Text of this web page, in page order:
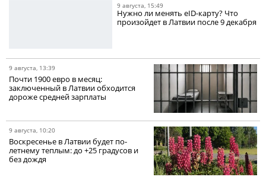
9 августа, 15:49
Нужно ли менять eID-карту? Что
произойдет в Латвии после 9 декабря
9 августа, 13:39
Почти 1900 евро в месяц:
заключенный в Латвии обходится
дороже средней зарплаты
9 августа, 10:20
Воскресенье в Латвии будет по-
летнему теплым: до +25 градусов и
без дождя